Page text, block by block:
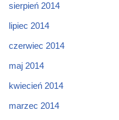
sierpień 2014
lipiec 2014
czerwiec 2014
maj 2014
kwiecień 2014
marzec 2014